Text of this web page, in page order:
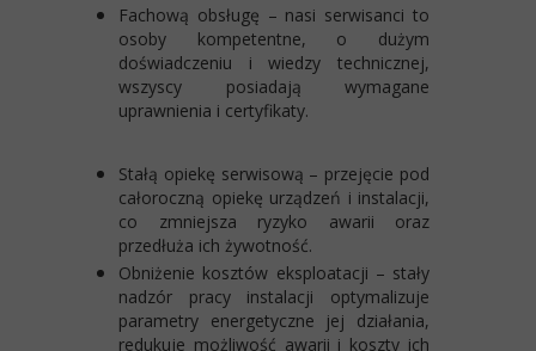
Fachową obsługę – nasi serwisanci to
osoby kompetentne, o dużym
doświadczeniu i wiedzy technicznej,
wszyscy posiadają wymagane
uprawnienia i certyfikaty.
Stałą opiekę serwisową – przejęcie pod
całoroczną opiekę urządzeń i instalacji,
co zmniejsza ryzyko awarii oraz
przedłuża ich żywotność.
Obniżenie kosztów eksploatacji – stały
nadzór pracy instalacji optymalizuje
parametry energetyczne jej działania,
redukuje możliwość awarii i koszty ich